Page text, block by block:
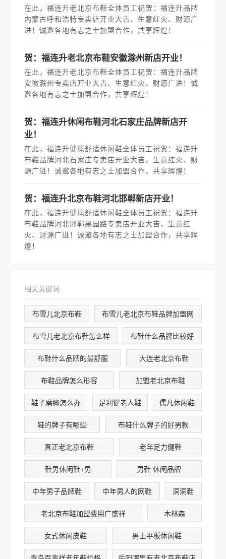
在此，福连升老北京布鞋全体员工祝贺：福连升品牌
内蒙古呼和浩特专卖店开业大吉、生意红火、财源广
进！诚邀各地有志之士加盟合作，共享辉煌！
贺：福连升老北京布鞋安徽滁州新店开业！
在此，福连升老北京布鞋全体员工祝贺：福连升品牌
安徽滁州专卖店开业大吉、生意红火、财源广进！诚
邀各地有志之士加盟合作，共享辉煌！
贺：福连升休闲布鞋河北石家庄品牌新店开
业！
在此，福连升健康舒适休闲鞋全体员工祝贺：福连升
布鞋品牌河北石家庄专卖店开业大吉、生意红火、财
源广进！诚邀各地有志之士加盟合作，共享辉煌！
贺：福连升北京布鞋河北邯郸新店开业！
在此，福连升健康舒适休闲鞋全体员工祝贺：福连升
布鞋品牌河北邯郸果园路专卖店开业大吉、生意红
火、财源广进！诚邀各地有志之士加盟合作，共享辉
煌！
相关关键词
布雪儿北京布鞋 布雪儿老北京布鞋品牌加盟网
布雪儿老北京布鞋怎么样 布鞋什么品牌比较好
布鞋什么品牌的最舒服 大连老北京布鞋
布鞋品牌怎么形容 加盟老北京布鞋
鞋子磨脚怎么办 足利健老人鞋 儒凡休闲鞋
鞋的牌子有哪些 布鞋什么牌子的好男款
真正老北京布鞋 老年足力健鞋
鞋男休闲鞋+男 男鞋 休闲品牌
中年男子品牌鞋 中年男人的网鞋 洞洞鞋
老北京布鞋加盟费用广盛祥 木林森
女式休闲皮鞋 男士平板休闲鞋